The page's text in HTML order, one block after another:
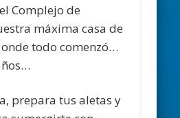
Complejo de
máxima casa de
todo comenzó…
prepara tus aletas y